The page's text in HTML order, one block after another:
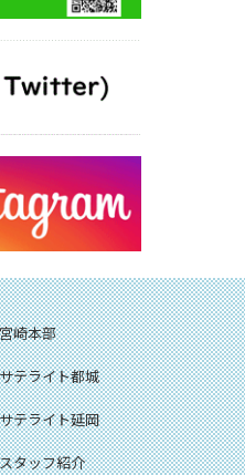
宮崎本部
サテライト都城
サテライト延岡
スタッフ紹介